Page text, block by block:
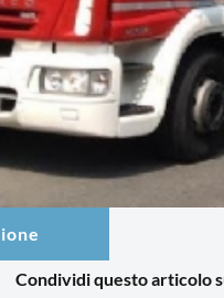
Condividi questo articolo